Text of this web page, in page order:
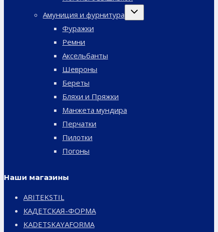
Амуниция и фурнитура
Переключить
дочернее
Фуражки
Ремни
Аксельбанты
Шевроны
Береты
Бляхи и Пряжки
Манжета мундира
Перчатки
Пилотки
Погоны
Наши магазины
ARITEKSTIL
КАДЕТСКАЯ-ФОРМА
KADETSKAYAFORMA